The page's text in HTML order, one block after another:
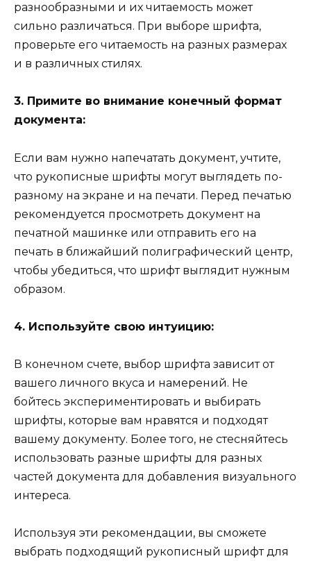
разнообразными и их читаемость может
сильно различаться. При выборе шрифта,
проверьте его читаемость на разных размерах
и в различных стилях.
3. Примите во внимание конечный формат
документа:
Если вам нужно напечатать документ, учтите,
что рукописные шрифты могут выглядеть по-
разному на экране и на печати. Перед печатью
рекомендуется просмотреть документ на
печатной машинке или отправить его на
печать в ближайший полиграфический центр,
чтобы убедиться, что шрифт выглядит нужным
образом.
4. Используйте свою интуицию:
В конечном счете, выбор шрифта зависит от
вашего личного вкуса и намерений. Не
бойтесь экспериментировать и выбирать
шрифты, которые вам нравятся и подходят
вашему документу. Более того, не стесняйтесь
использовать разные шрифты для разных
частей документа для добавления визуального
интереса.
Используя эти рекомендации, вы сможете
выбрать подходящий рукописный шрифт для